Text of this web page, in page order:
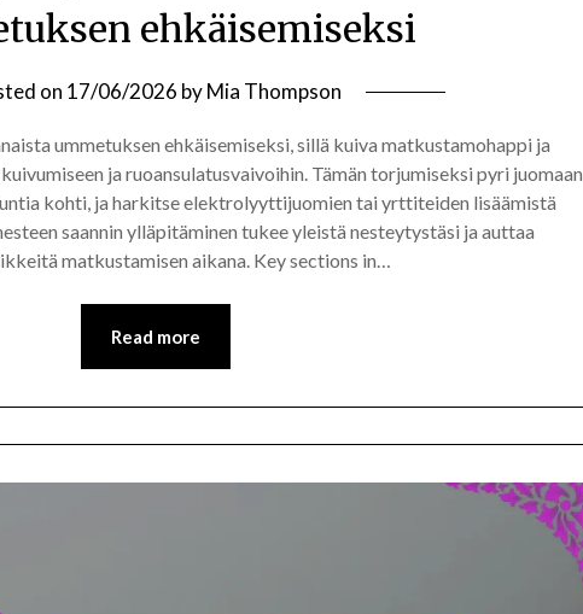
ehkäisemiseksi
on 17/06/2026 byMia Thompson
ummetuksen ehkäisemiseksi, sillä kuiva matkustamohappi ja
ja ruoansulatusvaivoihin. Tämän torjumiseksi pyri juomaan
kohti, ja harkitse elektrolyyttijuomien tai yrttiteiden lisäämistä
saannin ylläpitäminen tukee yleistä nesteytystäsi ja auttaa
matkustamisen aikana. Key sections in…
Read more